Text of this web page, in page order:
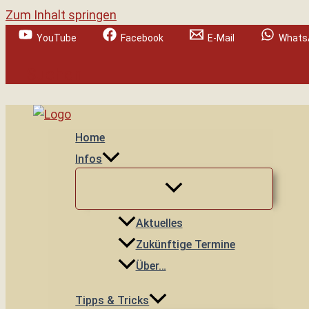
Zum Inhalt springen
YouTube Facebook E-Mail
Home
Infos
Aktuelles
Zukünftige Termine
Über…
Tipps & Tricks